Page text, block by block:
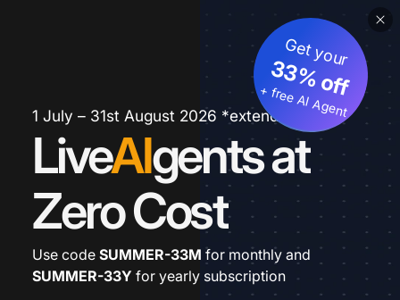
1 July – 31st August 2026 *extended
LiveAIgents at
Zero Cost
Get your
33% off
+ free AI Agent
Use code SUMMER-33M for monthly and
SUMMER-33Y for yearly subscription